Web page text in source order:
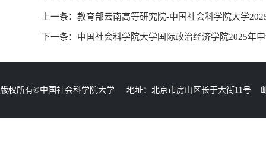
上一条： 教育部云南高等研究院-中国社会科学院大学
下一条： 中国社会科学院大学国际政治经济学院2025年
版权所有©中国社会科学院大学 地址：北京市房山区长于大街11号